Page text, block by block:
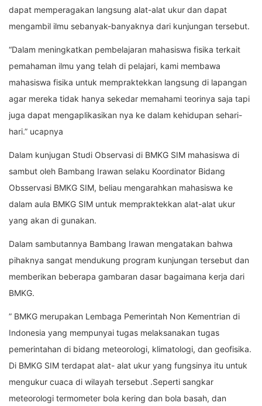
dapat memperagakan langsung alat-alat ukur dan dapat
mengambil ilmu sebanyak-banyaknya dari kunjungan tersebut.
“Dalam meningkatkan pembelajaran mahasiswa fisika terkait
pemahaman ilmu yang telah di pelajari, kami membawa
mahasiswa fisika untuk mempraktekkan langsung di lapangan
agar mereka tidak hanya sekedar memahami teorinya saja tapi
juga dapat mengaplikasikan nya ke dalam kehidupan sehari-
hari.” ucapnya
Dalam kunjugan Studi Observasi di BMKG SIM mahasiswa di
sambut oleh Bambang Irawan selaku Koordinator Bidang
Obsservasi BMKG SIM, beliau mengarahkan mahasiswa ke
dalam aula BMKG SIM untuk mempraktekkan alat-alat ukur
yang akan di gunakan.
Dalam sambutannya Bambang Irawan mengatakan bahwa
pihaknya sangat mendukung program kunjungan tersebut dan
memberikan beberapa gambaran dasar bagaimana kerja dari
BMKG.
” BMKG merupakan Lembaga Pemerintah Non Kementrian di
Indonesia yang mempunyai tugas melaksanakan tugas
pemerintahan di bidang meteorologi, klimatologi, dan geofisika.
Di BMKG SIM terdapat alat- alat ukur yang fungsinya itu untuk
mengukur cuaca di wilayah tersebut .Seperti sangkar
meteorologi termometer bola kering dan bola basah, dan